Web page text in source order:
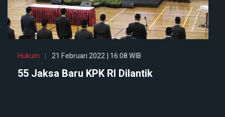
Hukum 21 Februari 2022 | 16:08 WIB
55 Jaksa Baru KPK RI Dilantik